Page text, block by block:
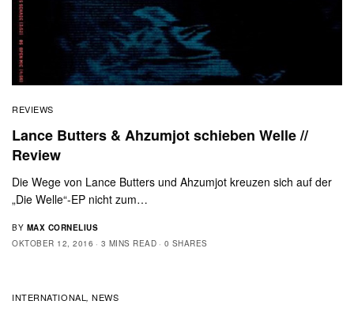
REVIEWS
Lance Butters & Ahzumjot schieben Welle //
Review
Die Wege von Lance Butters und Ahzumjot kreuzen sich auf der
„Die Welle“-EP nicht zum…
BY MAX CORNELIUS
OKTOBER 12, 2016
3 MINS READ 0 SHARES
INTERNATIONAL,NEWS